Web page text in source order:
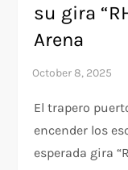
su gira
Arena
El trapero
encender los
esperada gira